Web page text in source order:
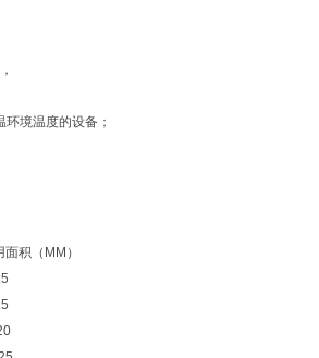
境温度的设备；
积（MM）